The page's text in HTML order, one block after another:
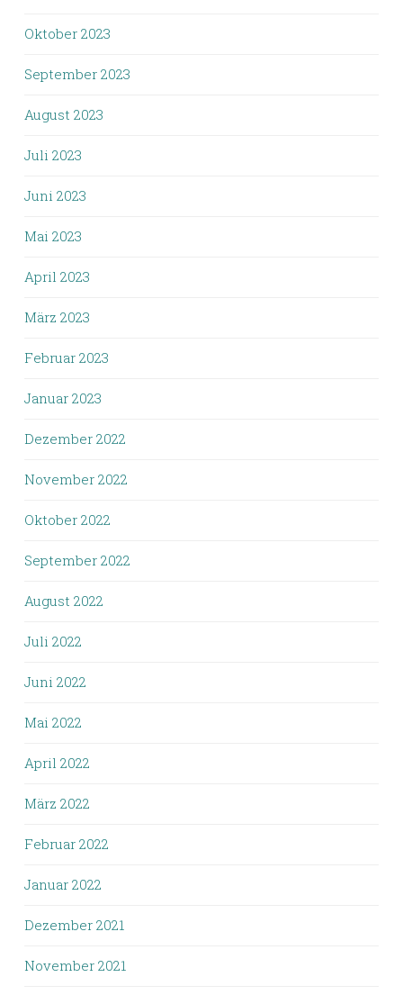
Oktober 2023
September 2023
August 2023
Juli 2023
Juni 2023
Mai 2023
April 2023
März 2023
Februar 2023
Januar 2023
Dezember 2022
November 2022
Oktober 2022
September 2022
August 2022
Juli 2022
Juni 2022
Mai 2022
April 2022
März 2022
Februar 2022
Januar 2022
Dezember 2021
November 2021